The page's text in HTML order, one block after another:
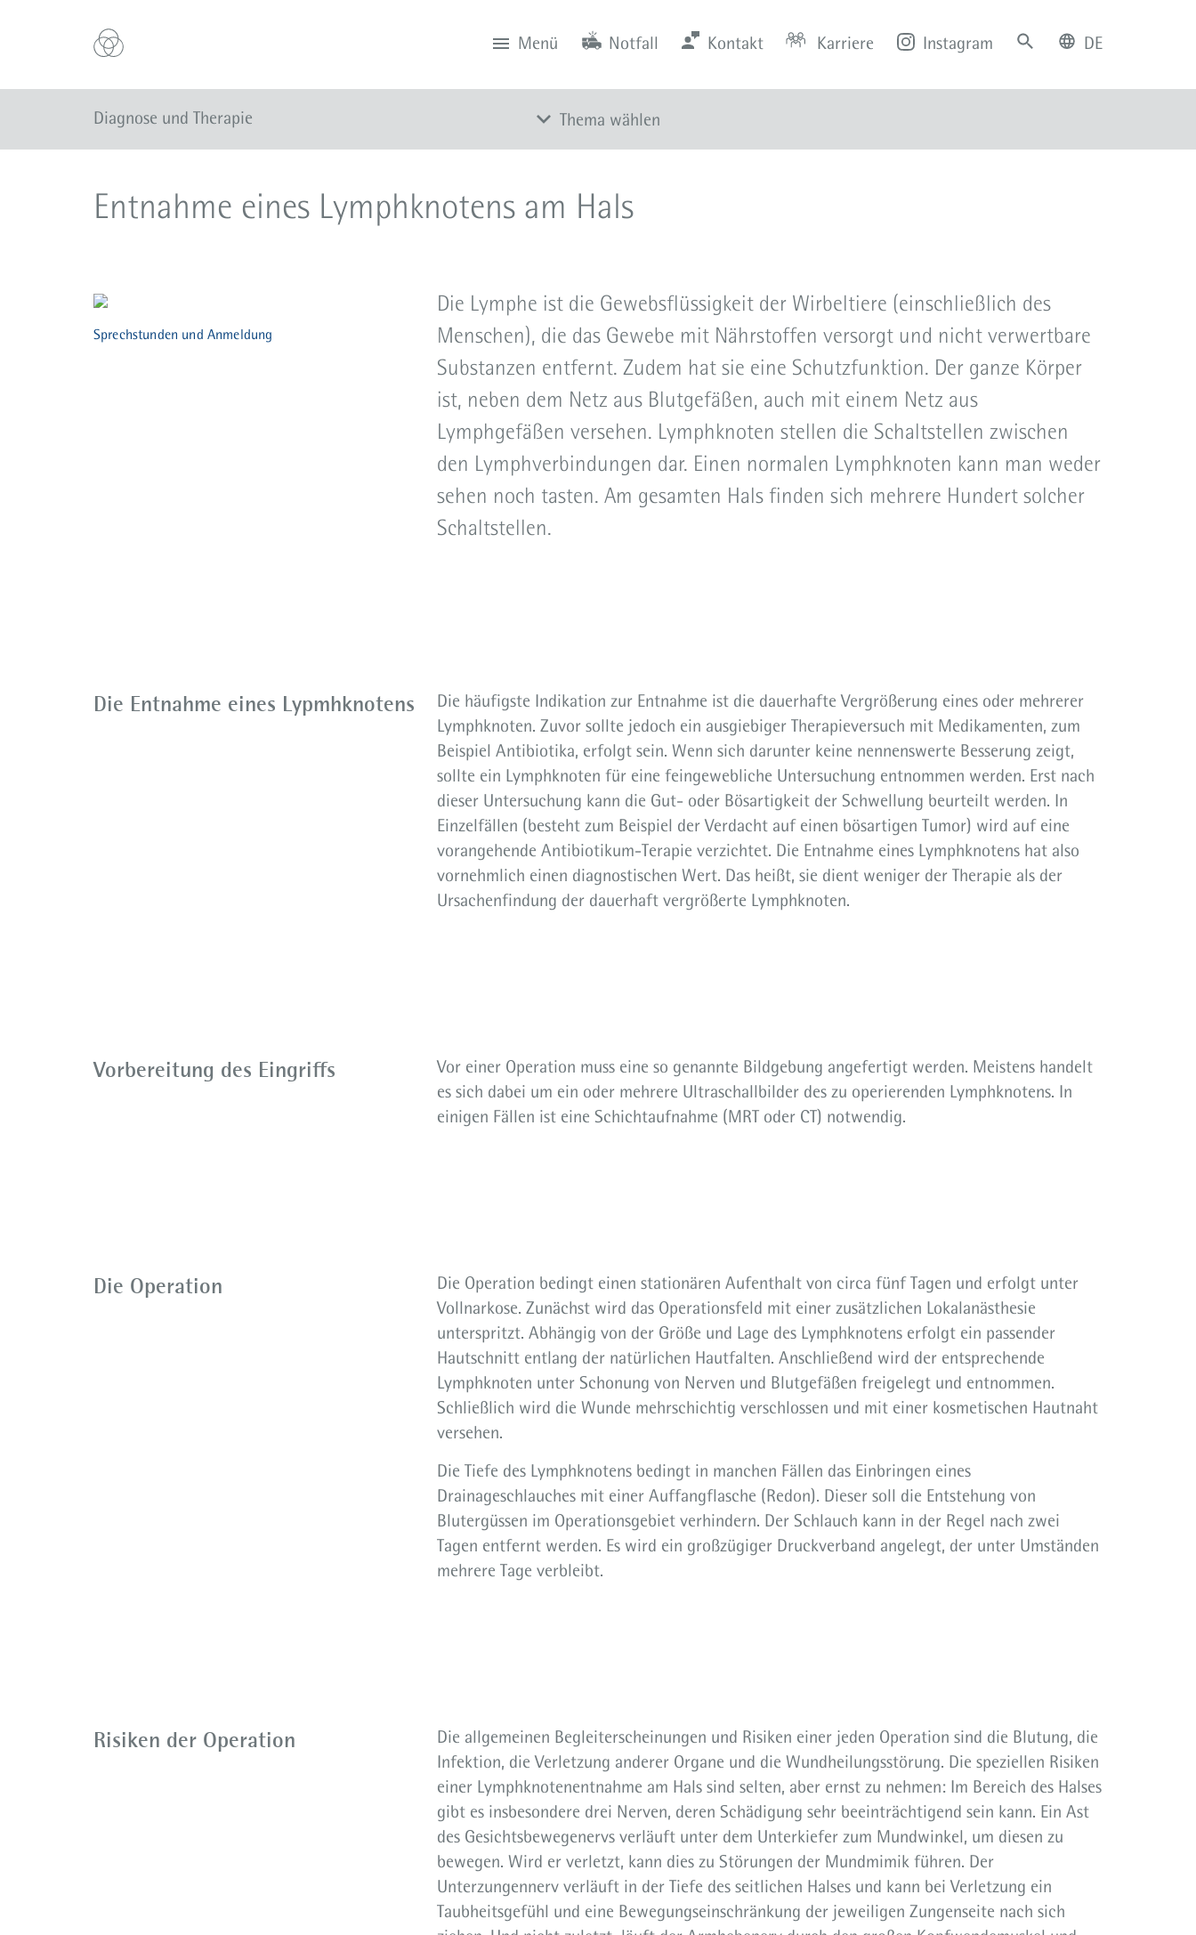
Menü Notfall Kontakt Karriere Instagram DE
Diagnose und Therapie Thema wählen
Entfernung der Gaumenmandeln
Entnahme eines Lymphknotens
Entfernung der Unterkieferspeicheldrüse
Operation an Nase und Tränenwegen
Operation der Ohrspeicheldrüse
Operation am Ohr
Entnahme eines Lymphknotens am Hals
Sprechstunden und Anmeldung
Die Lymphe ist die Gewebsflüssigkeit der Wirbeltiere (einschließlich des
Menschen), die das Gewebe mit Nährstoffen versorgt und nicht verwertbare
Substanzen entfernt. Zudem hat sie eine Schutzfunktion. Der ganze Körper
ist, neben dem Netz aus Blutgefäßen, auch mit einem Netz aus
Lymphgefäßen versehen. Lymphknoten stellen die Schaltstellen zwischen
den Lymphverbindungen dar. Einen normalen Lymphknoten kann man weder
sehen noch tasten. Am gesamten Hals finden sich mehrere Hundert solcher
Schaltstellen.
Die Entnahme eines Lypmhknotens
Die häufigste Indikation zur Entnahme ist die dauerhafte Vergrößerung eines oder mehrerer
Lymphknoten. Zuvor sollte jedoch ein ausgiebiger Therapieversuch mit Medikamenten, zum
Beispiel Antibiotika, erfolgt sein. Wenn sich darunter keine nennenswerte Besserung zeigt,
sollte ein Lymphknoten für eine feingewebliche Untersuchung entnommen werden. Erst nach
dieser Untersuchung kann die Gut- oder Bösartigkeit der Schwellung beurteilt werden. In
Einzelfällen (besteht zum Beispiel der Verdacht auf einen bösartigen Tumor) wird auf eine
vorangehende Antibiotikum-Terapie verzichtet. Die Entnahme eines Lymphknotens hat also
vornehmlich einen diagnostischen Wert. Das heißt, sie dient weniger der Therapie als der
Ursachenfindung der dauerhaft vergrößerte Lymphknoten.
Vorbereitung des Eingriffs
Vor einer Operation muss eine so genannte Bildgebung angefertigt werden. Meistens handelt
es sich dabei um ein oder mehrere Ultraschallbilder des zu operierenden Lymphknotens. In
einigen Fällen ist eine Schichtaufnahme (MRT oder CT) notwendig.
Die Operation
Die Operation bedingt einen stationären Aufenthalt von circa fünf Tagen und erfolgt unter
Vollnarkose. Zunächst wird das Operationsfeld mit einer zusätzlichen Lokalanästhesie
unterspritzt. Abhängig von der Größe und Lage des Lymphknotens erfolgt ein passender
Hautschnitt entlang der natürlichen Hautfalten. Anschließend wird der entsprechende
Lymphknoten unter Schonung von Nerven und Blutgefäßen freigelegt und entnommen.
Schließlich wird die Wunde mehrschichtig verschlossen und mit einer kosmetischen Hautnaht
versehen.
Die Tiefe des Lymphknotens bedingt in manchen Fällen das Einbringen eines
Drainageschlauches mit einer Auffangflasche (Redon). Dieser soll die Entstehung von
Blutergüssen im Operationsgebiet verhindern. Der Schlauch kann in der Regel nach zwei
Tagen entfernt werden. Es wird ein großzügiger Druckverband angelegt, der unter Umständen
mehrere Tage verbleibt.
Risiken der Operation
Die allgemeinen Begleiterscheinungen und Risiken einer jeden Operation sind die Blutung, die
Infektion, die Verletzung anderer Organe und die Wundheilungsstörung. Die speziellen Risiken
einer Lymphknotenentnahme am Hals sind selten, aber ernst zu nehmen: Im Bereich des Halses
gibt es insbesondere drei Nerven, deren Schädigung sehr beeinträchtigend sein kann. Ein Ast
des Gesichtsbewegenervs verläuft unter dem Unterkiefer zum Mundwinkel, um diesen zu
bewegen. Wird er verletzt, kann dies zu Störungen der Mundmimik führen. Der
Unterzungennerv verläuft in der Tiefe des seitlichen Halses und kann bei Verletzung ein
Taubheitsgefühl und eine Bewegungseinschränkung der jeweiligen Zungenseite nach sich